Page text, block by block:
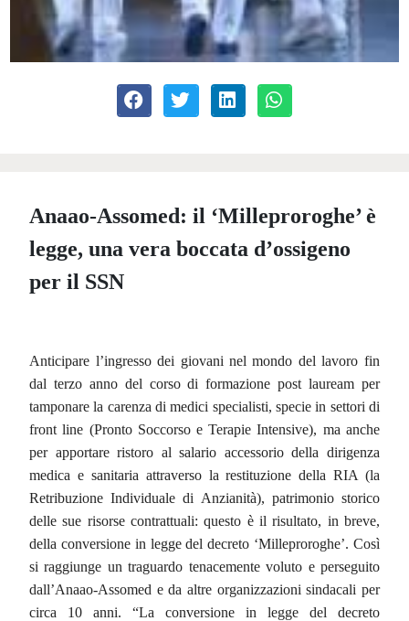
Anaao-Assomed: il ‘Milleproroghe’ è
legge, una vera boccata d’ossigeno
per il SSN
Anticipare l’ingresso dei giovani nel mondo del lavoro fin
dal terzo anno del corso di formazione post lauream per
tamponare la carenza di medici specialisti, specie in settori di
front line (Pronto Soccorso e Terapie Intensive), ma anche
per apportare ristoro al salario accessorio della dirigenza
medica e sanitaria attraverso la restituzione della RIA (la
Retribuzione Individuale di Anzianità), patrimonio storico
delle sue risorse contrattuali: questo è il risultato, in breve,
della conversione in legge del decreto ‘Milleproroghe’. Così
si raggiunge un traguardo tenacemente voluto e perseguito
dall’Anaao-Assomed e da altre organizzazioni sindacali per
circa 10 anni. “La conversione in legge del decreto